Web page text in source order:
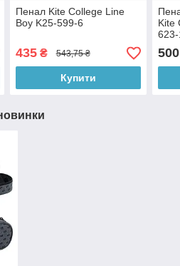
Пенал Kite College Line
Boy K25-599-6
435₴ 543,75 ₴
Купити
Kite
623-